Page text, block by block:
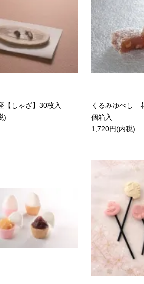
しゃざ】30枚入
)
くるみゆべし
個箱入
1,720円(内税)